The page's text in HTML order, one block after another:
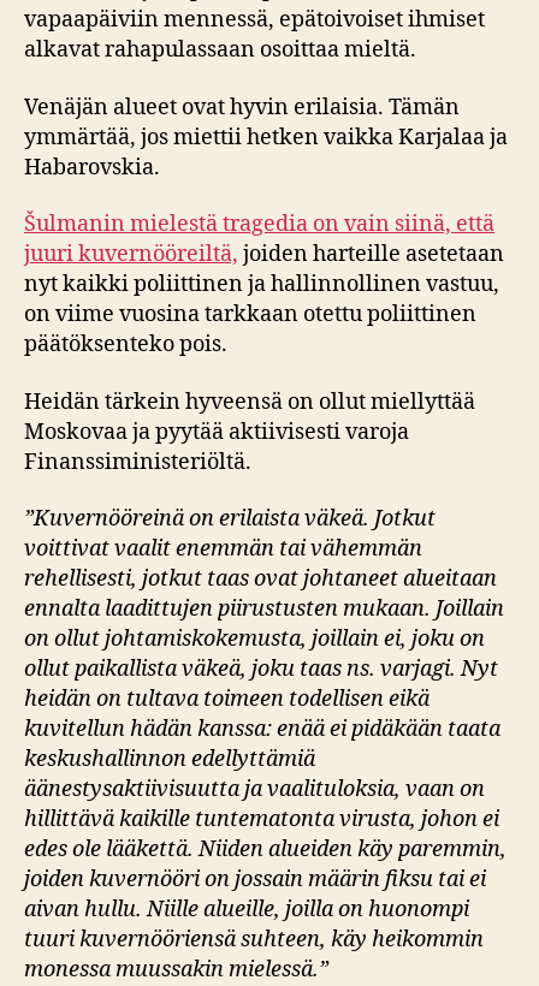
vapaapäiviin mennessä, epätoivoiset ihmiset
alkavat rahapulassaan osoittaa mieltä.
Venäjän alueet ovat hyvin erilaisia. Tämän
ymmärtää, jos miettii hetken vaikka Karjalaa ja
Habarovskia.
Šulmanin mielestä tragedia on vain siinä, että
juuri kuvernööreiltä, joiden harteille asetetaan
nyt kaikki poliittinen ja hallinnollinen vastuu,
on viime vuosina tarkkaan otettu poliittinen
päätöksenteko pois.
Heidän tärkein hyveensä on ollut miellyttää
Moskovaa ja pyytää aktiivisesti varoja
Finanssiministeriöltä.
”Kuvernööreinä on erilaista väkeä. Jotkut
voittivat vaalit enemmän tai vähemmän
rehellisesti, jotkut taas ovat johtaneet alueitaan
ennalta laadittujen piirustusten mukaan. Joillain
on ollut johtamiskokemusta, joillain ei, joku on
ollut paikallista väkeä, joku taas ns. varjagi. Nyt
heidän on tultava toimeen todellisen eikä
kuvitellun hädän kanssa: enää ei pidäkään taata
keskushallinnon edellyttämiä
äänestysaktiivisuutta ja vaalituloksia, vaan on
hillittävä kaikille tuntematonta virusta, johon ei
edes ole lääkettä. Niiden alueiden käy paremmin,
joiden kuvernööri on jossain määrin fiksu tai ei
aivan hullu. Niille alueille, joilla on huonompi
tuuri kuvernööriensä suhteen, käy heikommin
monessa muussakin mielessä.”